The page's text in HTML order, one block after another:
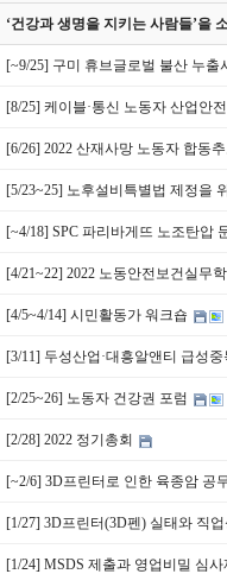
‘건강과 생명을 지키는 사람들’을
[~9/25] 구미 휴브글로벌 불산 누출
[8/25] 케이블·통신 노동자 산업안
[6/26] 2022 산재사망 노동자 합동추
[5/23~25] 노후설비특별법 제정을
[~4/18] SPC 파리바게뜨 노조탄압
[4/21~22] 2022 노동안전보건실무
[4/5~4/14] 시민활동가 워크숍
[3/11] 두성산업·대흥알앤티 급성
[2/25~26] 노동자 건강권 포럼
[2/28] 2022 정기총회
[~2/6] 3D프린터로 인한 육종암 공
[1/27] 3D프린터(3D펜) 실태와 직
[1/24] MSDS 제출과 영업비밀 심사